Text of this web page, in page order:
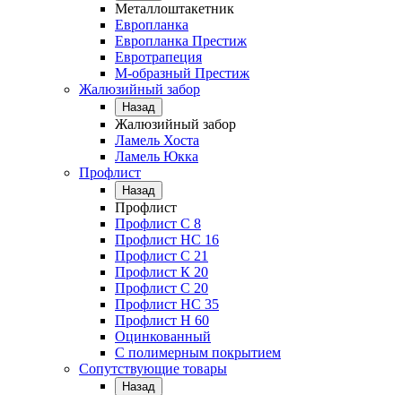
Металлоштакетник
Европланка
Европланка Престиж
Евротрапеция
М-образный Престиж
Жалюзийный забор
Назад
Жалюзийный забор
Ламель Хоста
Ламель Юкка
Профлист
Назад
Профлист
Профлист С 8
Профлист НС 16
Профлист C 21
Профлист К 20
Профлист С 20
Профлист НС 35
Профлист Н 60
Оцинкованный
С полимерным покрытием
Сопутствующие товары
Назад